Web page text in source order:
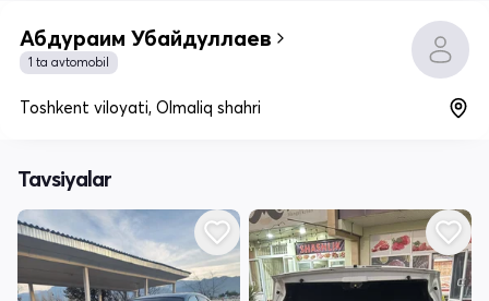
Абдураим Убайдуллаев
1 ta avtomobil
Toshkent viloyati, Olmaliq shahri
Tavsiyalar